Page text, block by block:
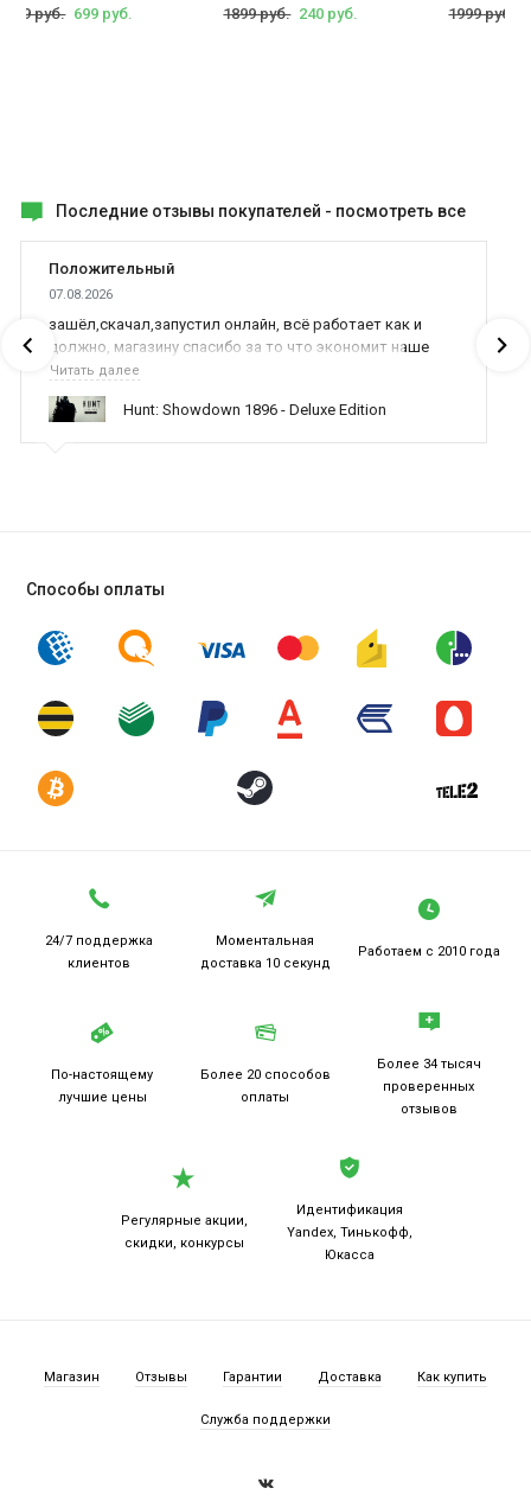
руб. 699 руб. 1899 руб. 240 руб. 1999 руб.
Последние отзывы покупателей - посмотреть все
Положительный
07.08.2026
зашёл,скачал,запустил онлайн, всё работает как и
должно, магазину спасибо за то что экономит наше
время,нервы и деньги, ребята вы красава оказываете
поддержку населению и походу из всех только вы и
оказываете помощь
Читать далее
Hunt: Showdown 1896 - Deluxe Edition
Способы оплаты
24/7 поддержка
клиентов
Моментальная
доставка 10 секунд
Работаем с 2010 года
По-настоящему
лучшие цены
Более 20 способов
оплаты
Более 34 тысяч
проверенных
отзывов
Регулярные акции,
скидки, конкурсы
Идентификация
Yandex, Тинькофф,
Юкасса
Магазин Отзывы Гарантии Доставка Как купить
Служба поддержки